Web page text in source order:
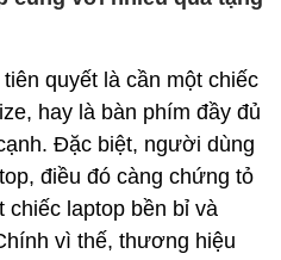
quyết là cần một chiếc
hay là bàn phím đầy đủ
Đặc biệt, người dùng
điều đó càng chứng tỏ
chiếc laptop bền bỉ và
vì thế, thương hiệu